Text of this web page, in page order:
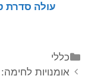
עולה סדרת
קטגוריות
כללי
ניווט אומנויות